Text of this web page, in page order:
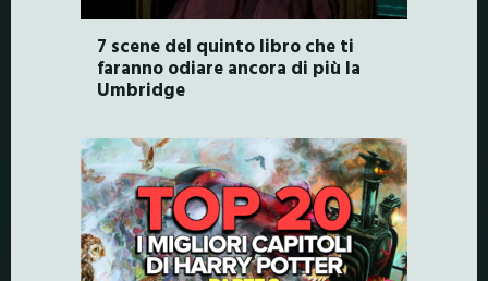
7 scene del quinto libro che ti
faranno odiare ancora di più la
Umbridge